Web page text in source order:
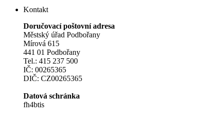
Kontakt
Doručovací poštovní adresa
Městský úřad Podbořany
Mírová 615
441 01 Podbořany
Tel.: 415 237 500
IČ: 00265365
DIČ: CZ00265365
Datová schránka
fh4btis